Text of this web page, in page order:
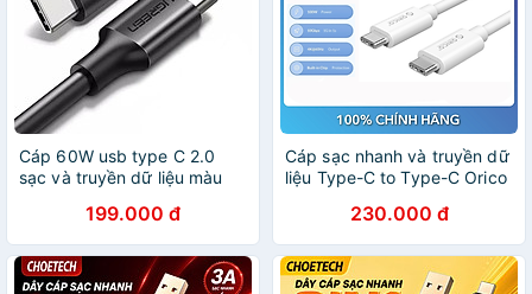
Cáp 60W usb type C 2.0
sạc và truyền dữ liệu màu
3M Ugreen 60788 US286
Hàng Chính Hãng
199.000 đ
Cáp sạc nhanh và truyền dữ
liệu Type-C to Type-C Orico
4K,PD100W,10Gbps - Hàng
chính hãng
230.000 đ